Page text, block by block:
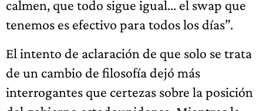
calmen, que todo sigue igual... el swap que
tenemos es efectivo para todos los días”.
El intento de aclaración de que solo se trata
de un cambio de filosofía dejó más
interrogantes que certezas sobre la posición